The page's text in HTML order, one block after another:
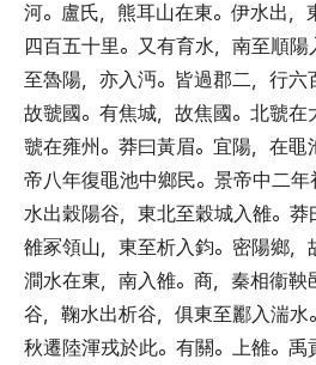
河。 盧氏， 熊耳山在東。 伊水出，
四百五十里。 又有育水， 南至順陽
至魯陽， 亦入沔。 皆過郡二， 行六
故虢國。 有焦城， 故焦國。 北虢在
虢在雍州 。 莽曰黃眉。 宜陽， 在黽
帝八年復黽池中鄉民。 景帝中二年
水出穀陽谷， 東北至穀城入雒。 莽
雒冢領山， 東至析入鈞。 密陽鄉，
澗水在東， 南入雒。 商， 秦相衞鞅
谷， 鞠水出析谷， 俱東至酈入湍水。
秋遷陸渾戎於此。 有關。 上雒。 禹